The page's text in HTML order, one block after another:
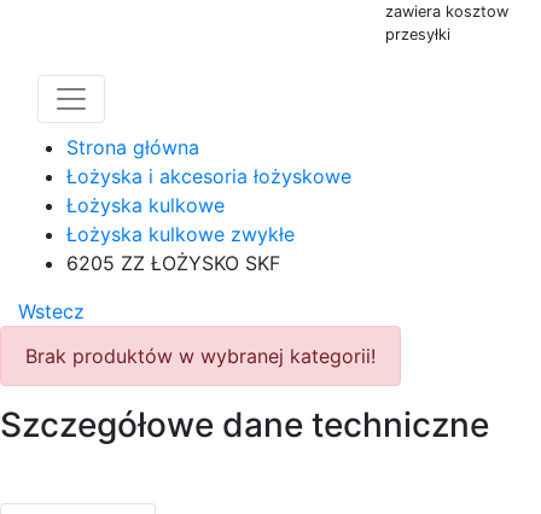
zawiera kosztow
przesyłki
Strona główna
Łożyska i akcesoria łożyskowe
Łożyska kulkowe
Łożyska kulkowe zwykłe
6205 ZZ ŁOŻYSKO SKF
Wstecz
Brak produktów w wybranej kategorii!
Szczegółowe dane techniczne